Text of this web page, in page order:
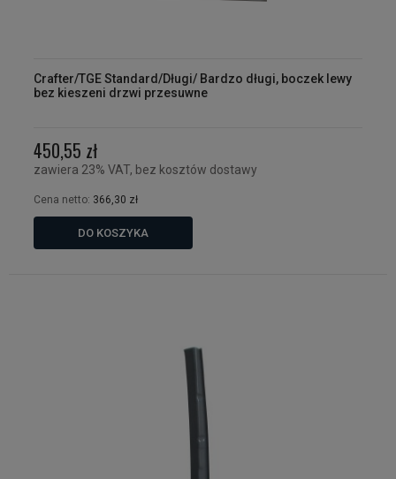
Crafter/TGE Standard/Długi/ Bardzo długi, boczek lewy
bez kieszeni drzwi przesuwne
450,55 zł
zawiera 23% VAT, bez kosztów dostawy
Cena netto: 366,30 zł
DO KOSZYKA